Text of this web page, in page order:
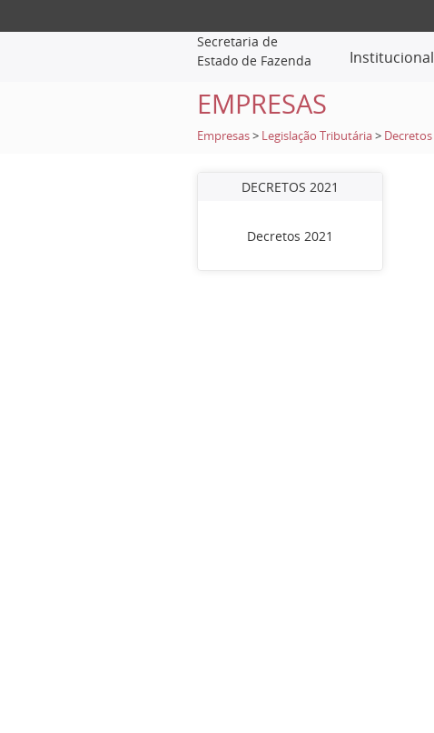
Secretaria de
Estado de Fazenda
Institucional
EMPRESAS
Empresas > Legislação Tributária > Decretos
DECRETOS 2021
Decretos 2021